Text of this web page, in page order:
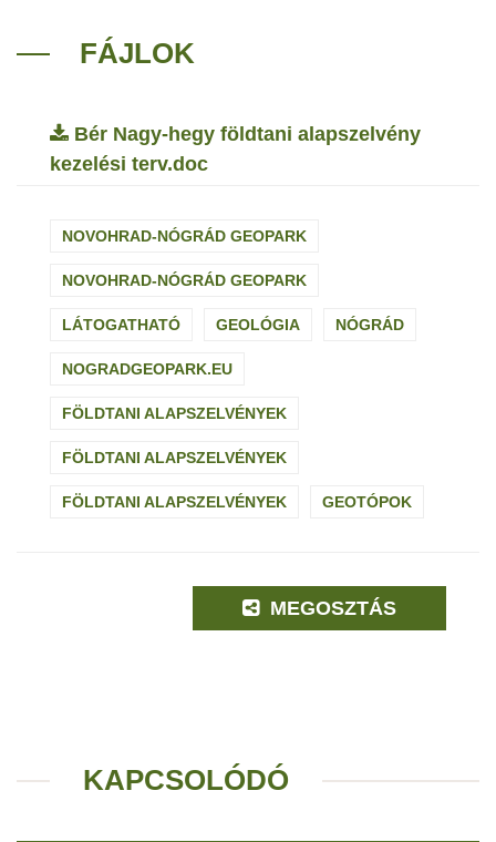
FÁJLOK
Bér Nagy-hegy földtani alapszelvény
kezelési terv.doc
NOVOHRAD-NÓGRÁD GEOPARK
NOVOHRAD-NÓGRÁD GEOPARK
LÁTOGATHATÓ GEOLÓGIA NÓGRÁD
NOGRADGEOPARK.EU
FÖLDTANI ALAPSZELVÉNYEK
FÖLDTANI ALAPSZELVÉNYEK
FÖLDTANI ALAPSZELVÉNYEK GEOTÓPOK
MEGOSZTÁS
KAPCSOLÓDÓ